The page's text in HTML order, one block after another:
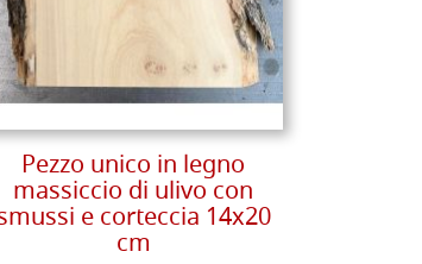
Pezzo unico in legno
massiccio di ulivo con
e corteccia 14x20
cm